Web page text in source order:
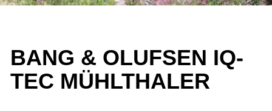
BANG & OLUFSEN IQ-
TEC MÜHLTHALER